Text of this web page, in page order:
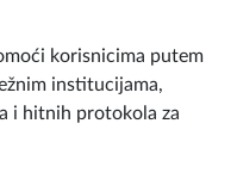
korisnicima putem
institucijama,
i hitnih protokola za